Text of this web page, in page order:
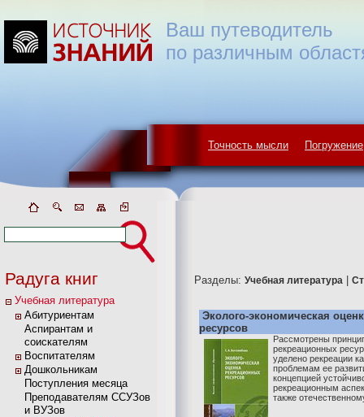
Точность мысли Погружение
Ваш путеводитель
по различным
Радуга книг
Учебная литература
Абитуриентам
Аспирантам и
соискателям
Воспитателям
Дошкольникам
Поступления месяца
Преподавателям ССУЗов
и ВУЗов
Разделы: Учебная литература
Эколого-экономическая
ресурсов
Рассмотрены
рекреационных
уделено рекреации
проблемам ее
концепцией
рекреационным
также